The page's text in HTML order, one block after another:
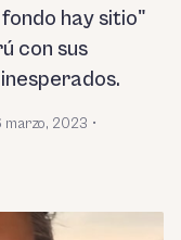
hay sitio"
con sus
marzo, 2023 •